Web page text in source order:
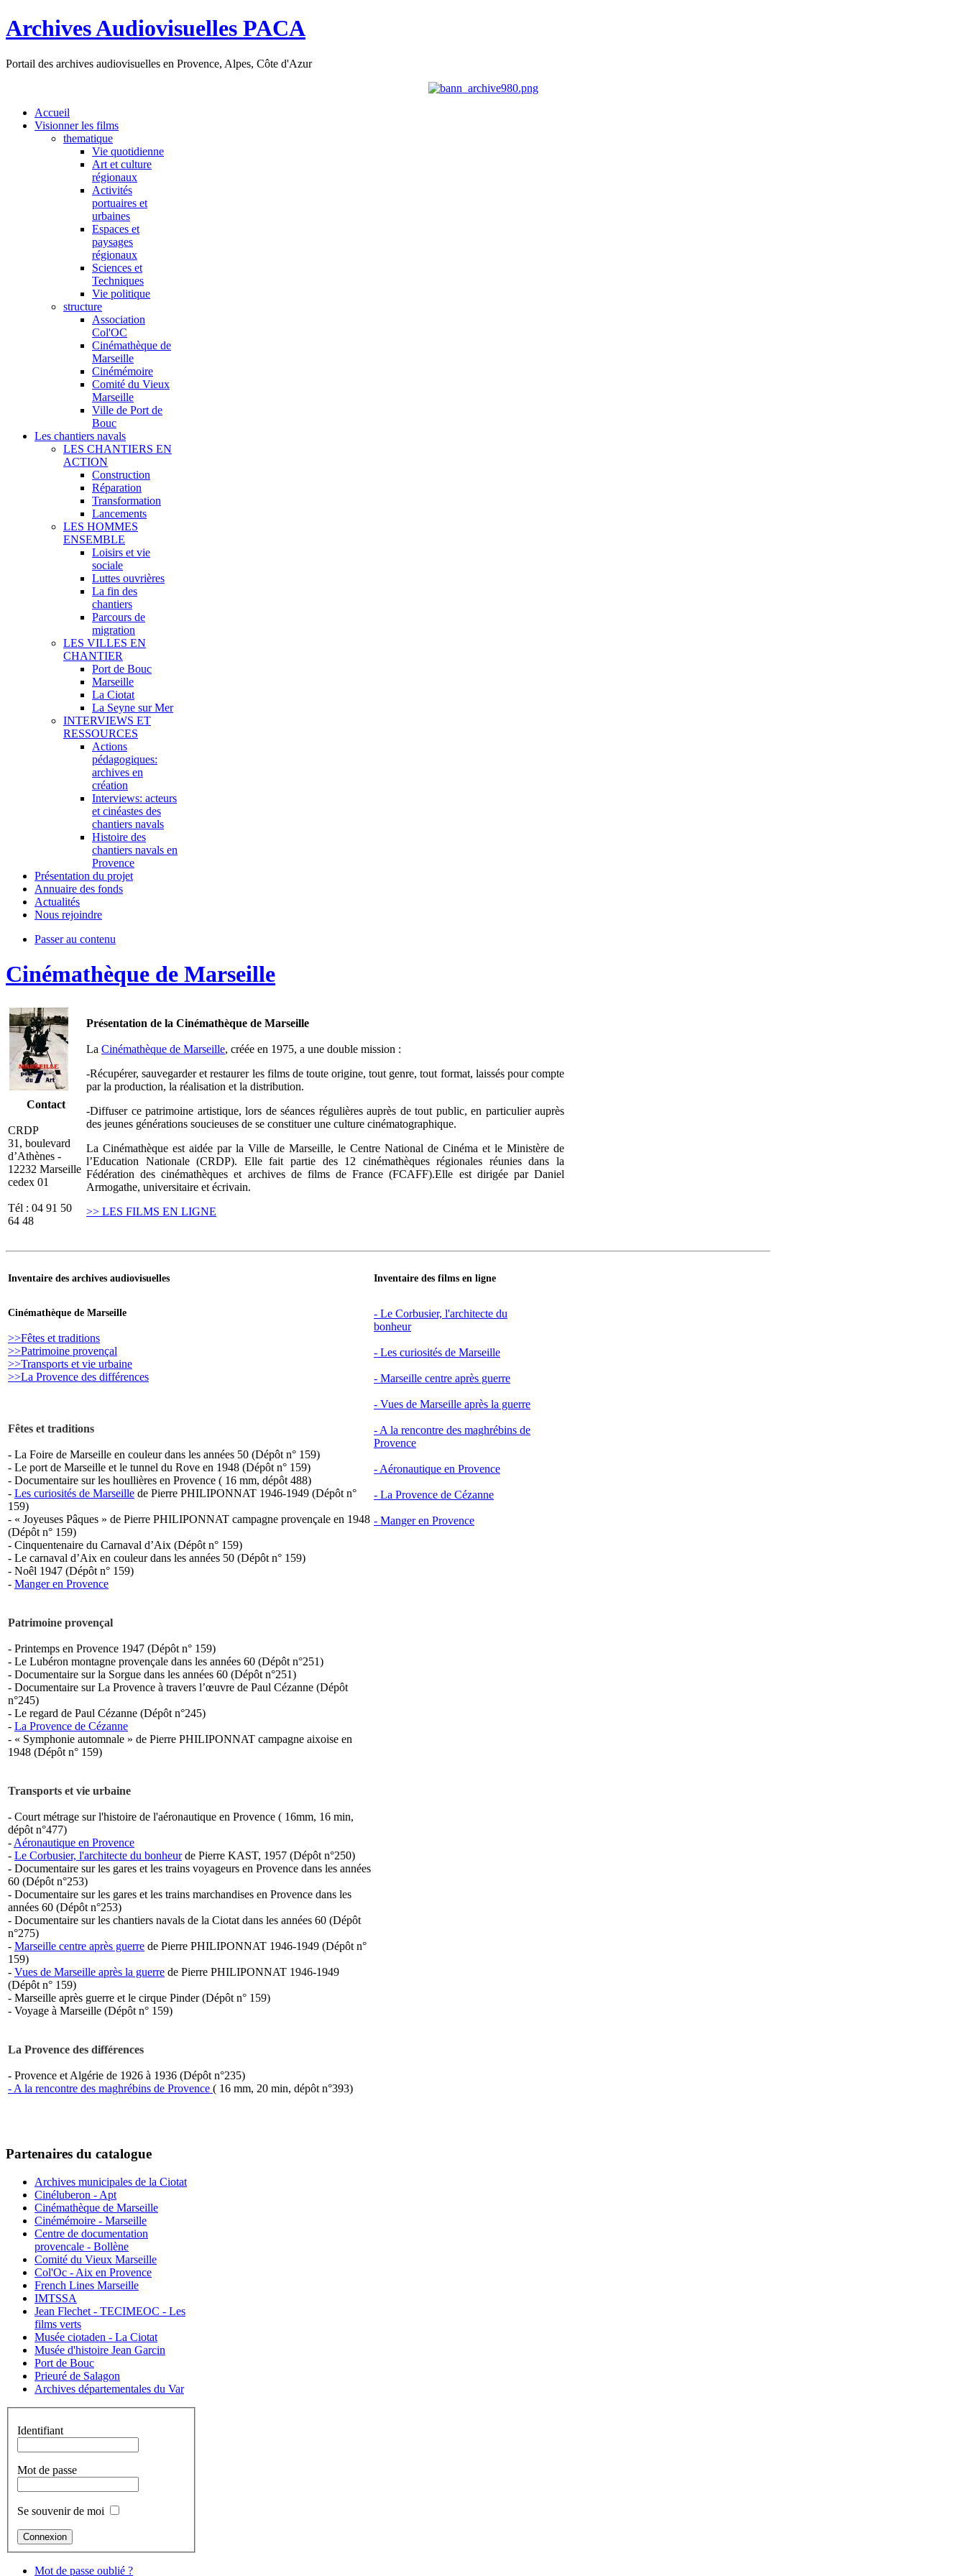
Archives Audiovisuelles PACA
Portail des archives audiovisuelles en Provence, Alpes, Côte d'Azur
Accueil
Visionner les films
thematique
Vie quotidienne
Art et culture
régionaux
Activités
portuaires et
urbaines
Espaces et
paysages
régionaux
Sciences et
Techniques
Vie politique
structure
Association
Col'OC
Cinémathèque de
Marseille
Cinémémoire
Comité du Vieux
Marseille
Ville de Port de
Bouc
Les chantiers navals
LES CHANTIERS EN
ACTION
Construction
Réparation
Transformation
Lancements
LES HOMMES
ENSEMBLE
Loisirs et vie
sociale
Luttes ouvrières
La fin des
chantiers
Parcours de
migration
LES VILLES EN
CHANTIER
Port de Bouc
Marseille
La Ciotat
La Seyne sur Mer
INTERVIEWS ET
RESSOURCES
Actions
pédagogiques:
archives en
création
Interviews: acteurs
et cinéastes des
chantiers navals
Histoire des
chantiers navals en
Provence
Présentation du projet
Annuaire des fonds
Actualités
Nous rejoindre
Passer au contenu
Cinémathèque de Marseille
Présentation de la Cinémathèque de Marseille
La Cinémathèque de Marseille, créée en 1975, a une double mission :
-Récupérer, sauvegarder et restaurer les films de toute origine, tout genre, tout format, laissés pour compte
par la production, la réalisation et la distribution.
-Diffuser ce patrimoine artistique, lors de séances régulières auprès de tout public, en particulier auprès
des jeunes générations soucieuses de se constituer une culture cinématographique.
La Cinémathèque est aidée par la Ville de Marseille, le Centre National de Cinéma et le Ministère de
l’Education Nationale (CRDP). Elle fait partie des 12 cinémathèques régionales réunies dans la
Fédération des cinémathèques et archives de films de France (FCAFF).Elle est dirigée par Daniel
Armogathe, universitaire et écrivain.
>> LES FILMS EN LIGNE
Contact
CRDP
31, boulevard
d’Athènes -
12232 Marseille
cedex 01
Tél : 04 91 50
64 48
Inventaire des archives audiovisuelles
Cinémathèque de Marseille
>>Fêtes et traditions
>>Patrimoine provençal
>>Transports et vie urbaine
>>La Provence des différences
Fêtes et traditions
- La Foire de Marseille en couleur dans les années 50 (Dépôt n° 159)
- Le port de Marseille et le tunnel du Rove en 1948 (Dépôt n° 159)
- Documentaire sur les houllières en Provence ( 16 mm, dépôt 488)
- Les curiosités de Marseille de Pierre PHILIPONNAT 1946-1949 (Dépôt n°
159)
- « Joyeuses Pâques » de Pierre PHILIPONNAT campagne provençale en 1948
(Dépôt n° 159)
- Cinquentenaire du Carnaval d’Aix (Dépôt n° 159)
- Le carnaval d’Aix en couleur dans les années 50 (Dépôt n° 159)
- Noêl 1947 (Dépôt n° 159)
- Manger en Provence
Patrimoine provençal
- Printemps en Provence 1947 (Dépôt n° 159)
- Le Lubéron montagne provençale dans les années 60 (Dépôt n°251)
- Documentaire sur la Sorgue dans les années 60 (Dépôt n°251)
- Documentaire sur La Provence à travers l’œuvre de Paul Cézanne (Dépôt
n°245)
- Le regard de Paul Cézanne (Dépôt n°245)
- La Provence de Cézanne
- « Symphonie automnale » de Pierre PHILIPONNAT campagne aixoise en
1948 (Dépôt n° 159)
Transports et vie urbaine
- Court métrage sur l'histoire de l'aéronautique en Provence ( 16mm, 16 min,
dépôt n°477)
- Aéronautique en Provence
- Le Corbusier, l'architecte du bonheurde Pierre KAST, 1957 (Dépôt n°250)
- Documentaire sur les gares et les trains voyageurs en Provence dans les années
60 (Dépôt n°253)
- Documentaire sur les gares et les trains marchandises en Provence dans les
années 60 (Dépôt n°253)
- Documentaire sur les chantiers navals de la Ciotat dans les années 60 (Dépôt
n°275)
- Marseille centre après guerre de Pierre PHILIPONNAT 1946-1949 (Dépôt n°
159)
- Vues de Marseille après la guerre de Pierre PHILIPONNAT 1946-1949
(Dépôt n° 159)
- Marseille après guerre et le cirque Pinder (Dépôt n° 159)
- Voyage à Marseille (Dépôt n° 159)
La Provence des différences
- Provence et Algérie de 1926 à 1936 (Dépôt n°235)
- A la rencontre des maghrébins de Provence ( 16 mm, 20 min, dépôt n°393)
Inventaire des films en ligne
- Le Corbusier, l'architecte du
bonheur
- Les curiosités de Marseille
- Marseille centre après guerre
- Vues de Marseille après la guerre
- A la rencontre des maghrébins de
Provence
- Aéronautique en Provence
- La Provence de Cézanne
- Manger en Provence
Partenaires du catalogue
Archives municipales de la Ciotat
Cinéluberon - Apt
Cinémathèque de Marseille
Cinémémoire - Marseille
Centre de documentation
provencale - Bollène
Comité du Vieux Marseille
Col'Oc - Aix en Provence
French Lines Marseille
IMTSSA
Jean Flechet - TECIMEOC - Les
films verts
Musée ciotaden - La Ciotat
Musée d'histoire Jean Garcin
Port de Bouc
Prieuré de Salagon
Archives départementales du Var
Identifiant
Mot de passe
Se souvenir de moi
Mot de passe oublié ?